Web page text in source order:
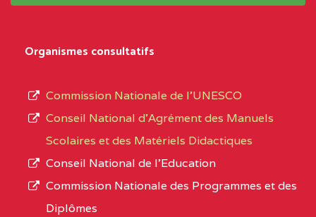
D'ENSEIGNEMENT
PROFESSIONNEL
(CEGEP) STE FOI BP
:4740 YAOUNDE
CENTRE
COLLEGE PANAFRICAIN
DE L'EXCELLENCE BP
type
Organismes consultatifs
Commission Nationale de l’UNESCO
Conseil National d’Agrément des Manuels
Scolaires et des Matériels Didactiques
Conseil National de l’Education
Commission Nationale des Programmes et des
Diplômes